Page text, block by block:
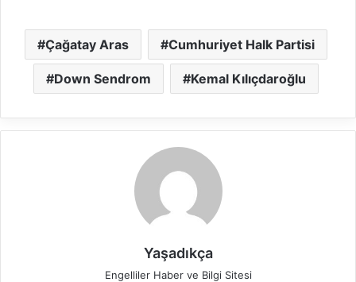
Çağatay Aras Cumhuriyet Halk Partisi
Down Sendrom Kemal Kılıçdaroğlu
Yaşadıkça
Engelliler Haber ve Bilgi Sitesi